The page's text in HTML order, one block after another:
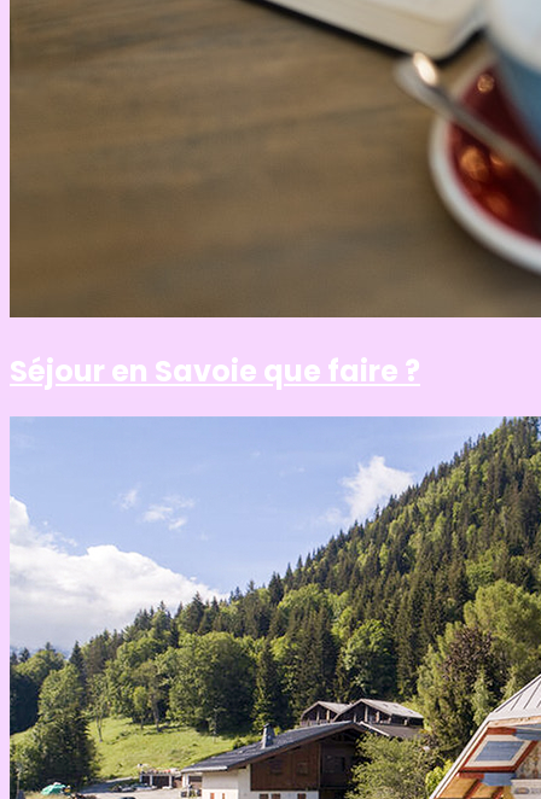
Séjour en Savoie que faire ?